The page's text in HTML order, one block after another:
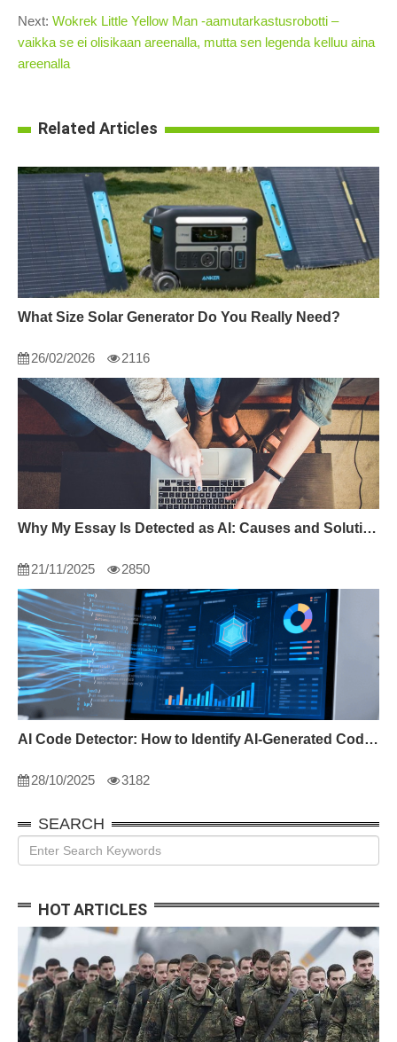
Next: Wokrek Little Yellow Man -aamutarkastusrobotti –
vaikka se ei olisikaan areenalla, mutta sen legenda kelluu aina
areenalla
Related Articles
What Size Solar Generator Do You Really Need?
26/02/2026 2116
Why My Essay Is Detected as AI: Causes and Solutions
21/11/2025 2850
AI Code Detector: How to Identify AI-Generated Code in 2024
28/10/2025 3182
SEARCH
HOT ARTICLES